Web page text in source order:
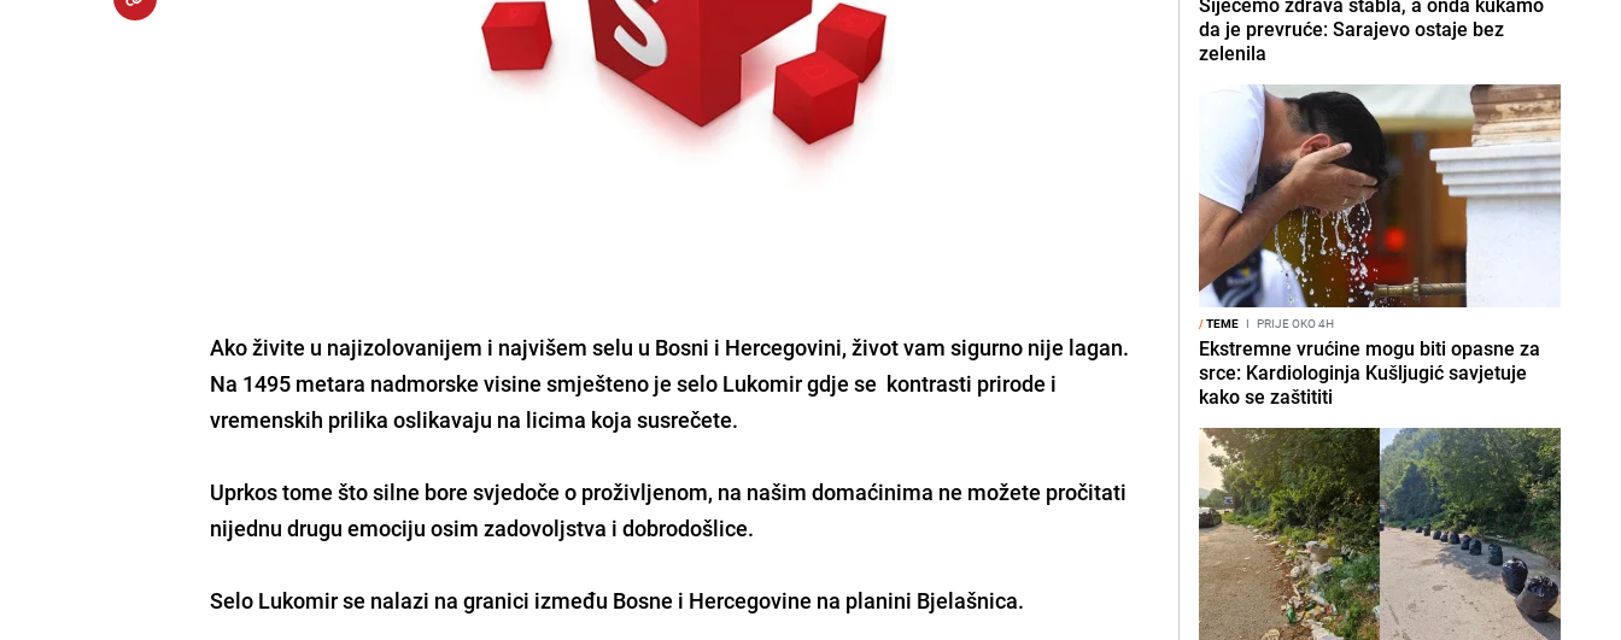
Ako živite u najizolovanijem i najvišem selu u Bosni i Hercegovini, život vam sigurno nije lagan.
Na 1495 metara nadmorske visine smješteno je selo Lukomir gdje se kontrasti prirode i
vremenskih prilika oslikavaju na licima koja susrečete.
Uprkos tome što silne bore svjedoče o proživljenom, na našim domaćinima ne možete pročitati
nijednu drugu emociju osim zadovoljstva i dobrodošlice.
Selo Lukomir se nalazi na granici između Bosne i Hercegovine na planini Bjelašnica.
da je prevruće: Sarajevo ostaje bez
zelenila
/TEME I PRIJE OKO 4H
Ekstremne vrućine mogu biti opasne za
srce: Kardiologinja Kušljugić savjetuje
kako se zaštititi